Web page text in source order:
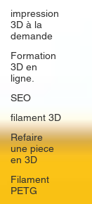
impression
3D à la
demande
Formation
3D en
ligne.
SEO
filament 3D
Refaire
une piece
en 3D
Filament
PETG